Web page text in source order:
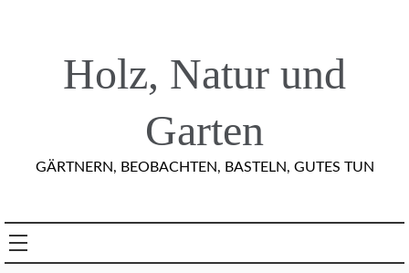
Holz, Natur und
Garten
GÄRTNERN, BEOBACHTEN, BASTELN, GUTES TUN